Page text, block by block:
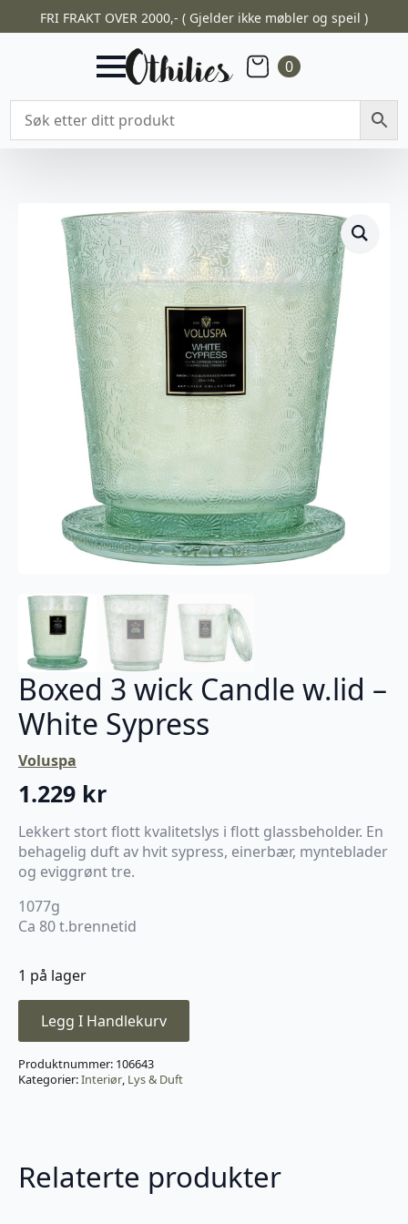
FRI FRAKT OVER 2000,- ( Gjelder ikke møbler og speil )
0
Boxed 3 wick Candle w.lid –
White Sypress
Voluspa
1.229 kr
Lekkert stort flott kvalitetslys i flott glassbeholder. En
behagelig duft av hvit sypress, einerbær, mynteblader
og eviggrønt tre.
1077g
Ca 80 t.brennetid
1 på lager
Legg I Handlekurv
Produktnummer: 106643
Kategorier:Interiør, Lys & Duft
Relaterte produkter